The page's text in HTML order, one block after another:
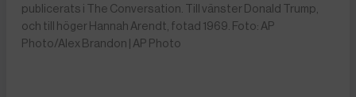
publicerats i The Conversation. Till vänster Donald Trump,
och till höger Hannah Arendt, fotad 1969. Foto: AP
Photo/Alex Brandon | AP Photo